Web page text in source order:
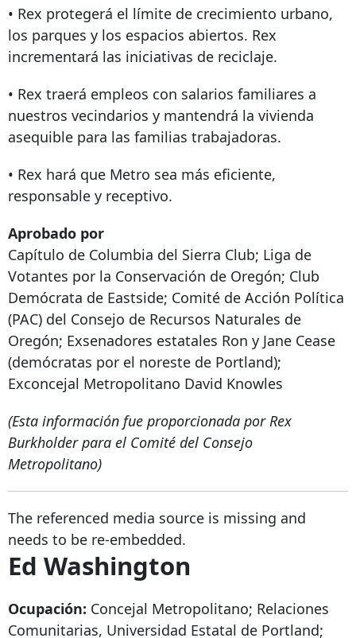
• Rex protegerá el límite de crecimiento urbano,
los parques y los espacios abiertos. Rex
incrementará las iniciativas de reciclaje.
• Rex traerá empleos con salarios familiares a
nuestros vecindarios y mantendrá la vivienda
asequible para las familias trabajadoras.
• Rex hará que Metro sea más eficiente,
responsable y receptivo.
Aprobado por
Capítulo de Columbia del Sierra Club; Liga de
Votantes por la Conservación de Oregón; Club
Demócrata de Eastside; Comité de Acción Política
(PAC) del Consejo de Recursos Naturales de
Oregón; Exsenadores estatales Ron y Jane Cease
(demócratas por el noreste de Portland);
Exconcejal Metropolitano David Knowles
(Esta información fue proporcionada por Rex
Burkholder para el Comité del Consejo
Metropolitano)
The referenced media source is missing and
needs to be re-embedded.
Ed Washington
Ocupación: Concejal Metropolitano; Relaciones
Comunitarias, Universidad Estatal de Portland;